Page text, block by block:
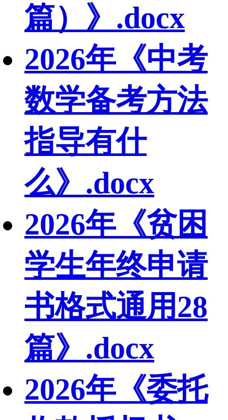
篇）》.docx
2026年《中考
数学备考方法
指导有什
么》.docx
2026年《贫困
学生年终申请
书格式通用28
篇》.docx
2026年《委托